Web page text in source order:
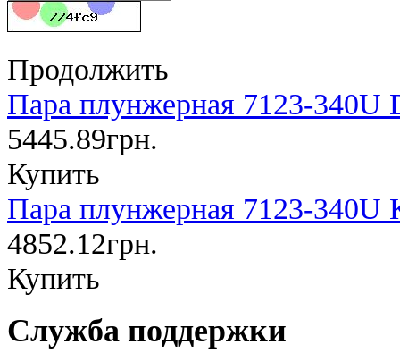
Продолжить
Пара плунжерная 7123-340U
5445.89грн.
Купить
Пара плунжерная 7123-340U
4852.12грн.
Купить
Служба поддержки